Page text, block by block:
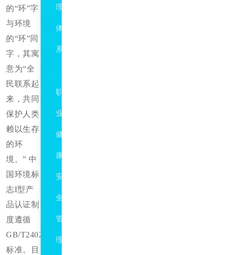
的“环”字
与环境
的“环”同
字，其寓
意为“全
民联系起
来，共同
保护人类
赖以生存
的环
境。” 中
国环境标
志I型产
品认证制
度遵循
GB/T24024:2001 idt ISO14024:1999
标准。目
理
体
系
职
业
健
康
安
全
管
理